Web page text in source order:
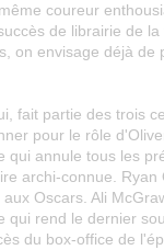
coureur
de librairie de
on envisage déjà de
fait partie des trois
pour le rôle
qui annule tous les
archi-connue. Ryan
Oscars. Ali
qui rend le dernier
du box-office de